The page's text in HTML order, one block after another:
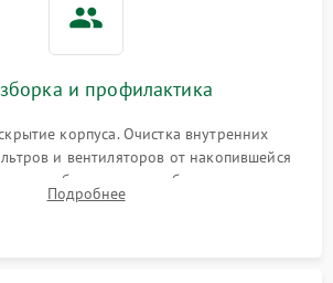
и профилактика
корпуса. Очистка внутренних
и вентиляторов от накопившейся
осмотр блока питания, балласта лампы и
на наличие прогаров или вздутых
Подробнее